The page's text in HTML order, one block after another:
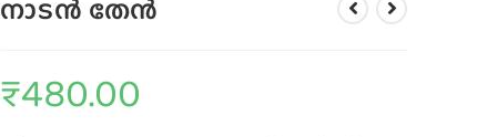
നാടൻ തേൻ
₹480.00